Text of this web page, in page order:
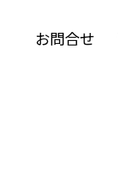
お問合せ